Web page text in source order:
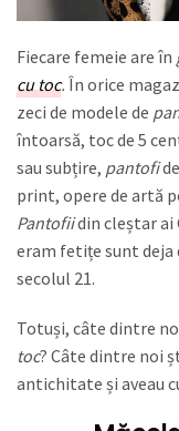
Fiecare femeie are în
cu toc. În orice
zeci de modele de
întoarsă, toc de 5
sau subțire, pantofi
print, opere de artă
Pantofiidin cleștar ai
eram fetițe sunt deja
secolul 21.
Totuși, câte dintre
toc? Câte dintre noi
antichitate și aveau